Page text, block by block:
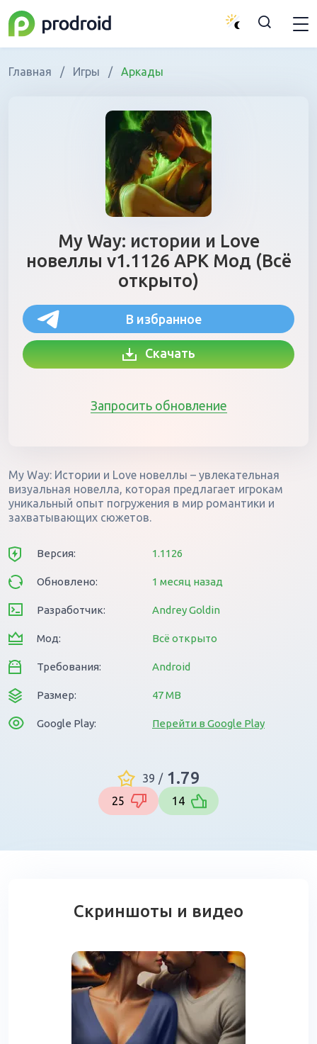
Главная / Игры / Аркады
My Way: истории и Love
новеллы v1.1126 APK Мод (Всё
открыто)
В избранное
Скачать
Запросить обновление
My Way: Истории и Love новеллы – увлекательная
визуальная новелла, которая предлагает игрокам
уникальный опыт погружения в мир романтики и
захватывающих сюжетов.
Версия: 1.1126
Обновлено: 1 месяц назад
Разработчик: Andrey Goldin
Мод: Всё открыто
Требования: Android
Размер: 47 MB
Google Play: Перейти в Google Play
39 / 1.79
25 14
Скриншоты и видео